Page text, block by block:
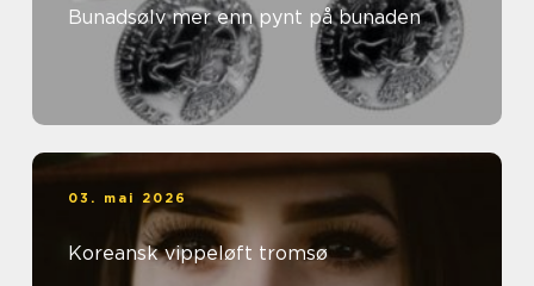
Bunadsølv mer enn pynt på bunaden
03. mai 2026
Koreansk vippeløft tromsø